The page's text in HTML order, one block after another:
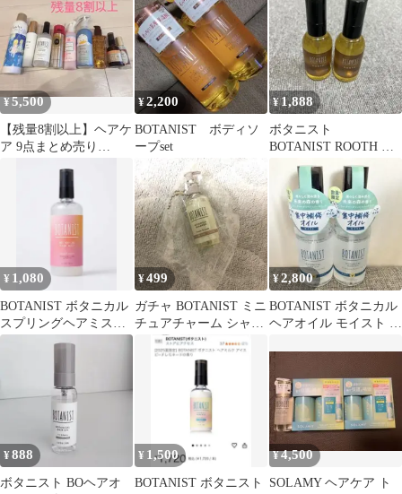
補修！スタイリング
¥5,500
【残量8割以上】ヘアケ
ア 9点まとめ売り
BOTANIST
¥2,200
BOTANIST ボディソ
ープset
¥1,888
ボタニスト
BOTANIST ROOTH ヘ
アオイル 2本セット
¥ 1,080
BOTANIST ボタニカル
スプリングヘアミスト
サクラ＆ミモザ 200ml
¥499
ガチャ BOTANIST ミニ
チュアチャーム シャン
プー
¥2,800
BOTANIST ボタニカル
ヘアオイル モイスト 未
¥888
ボタニスト BOヘアオ
¥ 1,500
BOTANIST ボタニスト
¥4,500
SOLAMY ヘアケア ト